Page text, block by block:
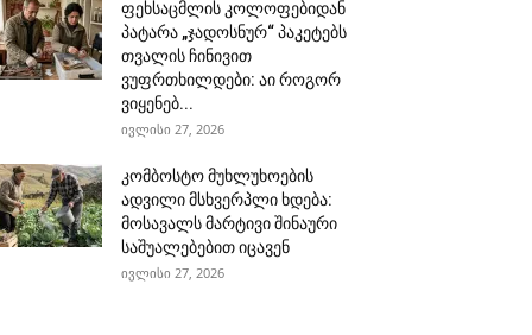
ფეხსაცმლის კოლოფებიდან
პატარა „ჯადოსნურ“ პაკეტებს
თვალის ჩინივით
ვუფრთხილდები: აი როგორ
ვიყენებ...
ივლისი 27, 2026
კომბოსტო მუხლუხოების
ადვილი მსხვერპლი ხდება:
მოსავალს მარტივი შინაური
საშუალებებით იცავენ
ივლისი 27, 2026